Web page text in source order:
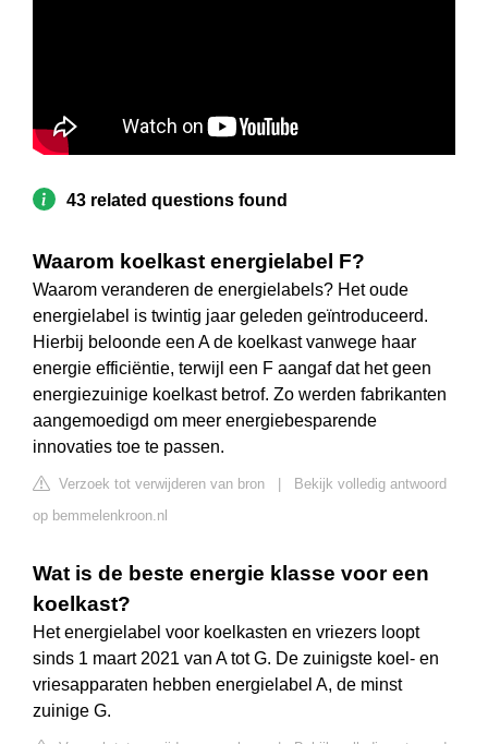
43 related questions found
Waarom koelkast energielabel F?
Waarom veranderen de energielabels? Het oude
energielabel is twintig jaar geleden geïntroduceerd.
Hierbij beloonde een A de koelkast vanwege haar
energie efficiëntie, terwijl een F aangaf dat het geen
energiezuinige koelkast betrof. Zo werden fabrikanten
aangemoedigd om meer energiebesparende
innovaties toe te passen.
Verzoek tot verwijderen van bron
Bekijk volledig antwoord
op bemmelenkroon.nl
Wat is de beste energie klasse voor een
koelkast?
Het energielabel voor koelkasten en vriezers loopt
sinds 1 maart 2021 van A tot G. De zuinigste koel- en
vriesapparaten hebben energielabel A, de minst
zuinige G.